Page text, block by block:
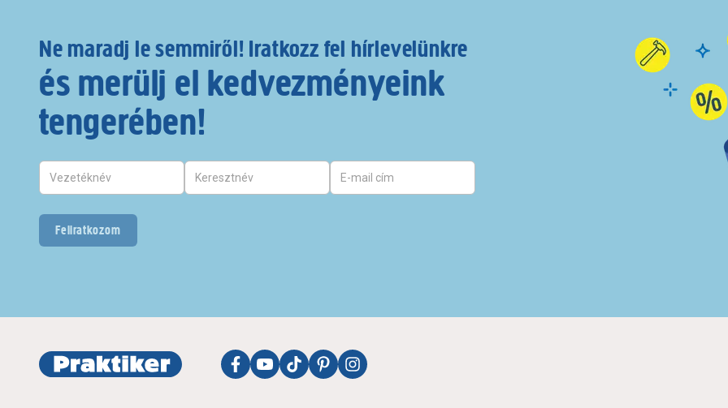
Ne maradj le semmiről! Iratkozz fel hírlevelünkre
és merülj el kedvezményeink
tengerében!
Feliratkozom